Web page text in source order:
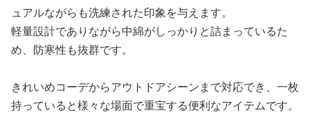
ュアルながらも洗練された印象を与えます。
軽量設計でありながら中綿がしっかりと詰まっているた
め、防寒性も抜群です。
きれいめコーデからアウトドアシーンまで対応でき、一枚
持っていると様々な場面で重宝する便利なアイテムです。